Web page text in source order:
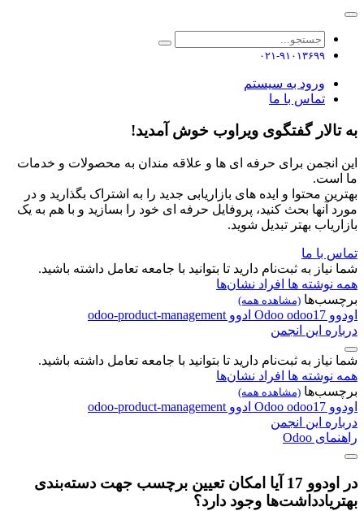
۰۲۱-۹۱۰۱۳۶۹۹
ورود به سیستم
تماس با ما
به تالار گفتگوی ویراوب خوش آمدید!
این انجمن برای حرفه ای ها و علاقه مندان به محصولات و خدمات
ما است.
بهترین محتوا و ایده های بازاریابی جدید را به اشتراک بگذارید و در
مورد آنها بحث کنید، پروفایل حرفه ای خود را بسازید و با هم به یک
بازاریاب بهتر تبدیل شوید.
تماس با ما
شما نیاز به ثبت‌نام دارید تا بتوانید با جامعه تعامل داشته باشید.
همه نوشته ها افراد نشان‌ها
برچسب‌ها (مشاهده همه)
اودوو Odoo odoo17 ادوو odoo-product-management
درباره این انجمن
شما نیاز به ثبت‌نام دارید تا بتوانید با جامعه تعامل داشته باشید.
همه نوشته ها افراد نشان‌ها
برچسب‌ها (مشاهده همه)
اودوو Odoo odoo17 ادوو odoo-product-management
درباره این انجمن
راهنمای Odoo
در اودوو 17 آیا امکان تعیین برچسب جهت دسته‌بندی
بهتریادداشت‌ها وجود دارد؟